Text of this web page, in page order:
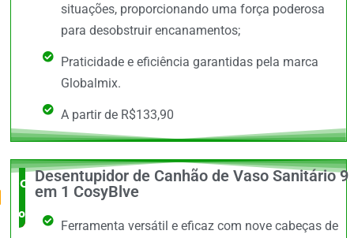
situações, proporcionando uma força poderosa
para desobstruir encanamentos;
Praticidade e eficiência garantidas pela marca
Globalmix.
A partir de R$133,90
O Mais
completo
Desentupidor de Canhão de Vaso Sanitário 9
em 1 CosyBlve
Ferramenta versátil e eficaz com nove cabeças de